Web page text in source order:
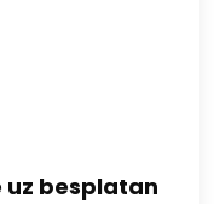
uz besplatan